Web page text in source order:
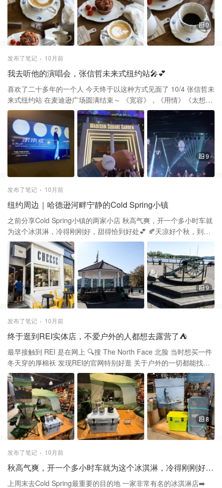
每件作品由于手工因素，图案浓淡 位置，线条等细节会略有差异 这
也是该系列的特色之一 燕子在文化中常被视为吉祥，自由，轻盈的
象征 Studio M在宣传中也有“燕子飞翔”这样的意象 和晨起，轻盈开
始一天的意境相呼应 我特别喜欢这个系列的配色：乳白色的杯盘和
淡蓝的小燕子 清晨的阳光，小燕子飞来落在杯子和盘子上 静谧的早
chocolate chip muffin 对于许多人来说，每天的早餐不过是匆匆几分
钟 但对 Early Bird系列而言，它想邀你慢下来 手绘的小鸟，柔和的
釉色，微微波浪盘 这些细节都让这系列在朴素中带着温度 即便是日
常餐具，也可以成为一种陪伴 陪你度过平凡而美好的用餐时刻
YAMI 亚米 可以买到杯子呦 【日本直邮】Studio M&39; Early bird
飞燕系列 杯子咖啡杯 - 亚米
9
发布了笔记 10月前
我去听他的演唱会，张信哲未来式纽约站🎤💕
喜欢了二十多年的一个人 今天终于以这种方式见面了 10/4 张信哲未
来式纽约站 在麦迪逊广场圆满结束～ 《宽容》，《用情》《太想爱
你》 《爱如潮水》《直觉》…都听到了 他的还唱了新专辑里的歌
《属于我们的故事》 最后安可都一唱四首，是个很卖力的歌手 以前
在随身听，CD里唱歌的那个人今天就在眼前 几乎每首都是大合唱，
唱的是歌听的是回忆 歌声和记忆一直都在，我的白月光，未来还会
再见❤️ 10/12号波士顿好想再去呀 总共买了三张票，Ticket Master
早先买了两张 Stubhub上周买了一张，今天看到票都sold out 所以
想看还是提早买，别临时到场馆外买有肯能会扑空 买之前可以两个
网站对比一下 stubhub手续费好像低一些
9
发布了笔记 10月前
纽约周边｜哈德逊河畔宁静的Cold Spring小镇
之前分享Cold Spring小镇的两家小店 秋高气爽，开一个多小时车就
为这个冰淇淋，冷得刚刚好，甜得恰到好处💕 🍂天凉好个秋，到
Cold Spring小镇上这家冷饮店别错过～ 这里有天然的美景，可口的
食物，还充满了历史的痕迹 是一个值得探究和游览的度假胜地 一处
充满魅力的“隐秘天堂” 我们这次是驱车前往，也可以坐火车到达 乘
坐Metro-North铁路的Hudson线 从Grand Central出发约1小时40分
钟便可抵达 出站后不久就是主街区，几乎所有景点都可以步行抵达
Cold Spring拥有悠久的历史 19世纪曾是西点军校附近的重要工业城
镇 当时制造大炮和军械的西点铸铁厂就位于此地 如今，那些老工业
遗迹变成了历史遗址公园 可供游客参观、徒步，感受工业与自然的
静，洋溢着一种复古而文艺的气息 走在石板路上，有点在欧洲的感
觉 来这里必逛的一定是Main Street也就这里的主街 主街上排列着各
种独立书店，手工艺品店 古董商店和咖啡馆，可以买到黑胶唱片，
手作香薰 还能在这里淘到一些复古的老物件 或是在小书店中品一本
书，喝一杯咖啡 静静度过一段午后时光 这里既可以有历史的味道，
又有现代的气息 也是摄影爱好者的天堂，你可以在岸边散步 远眺哈
德逊河对岸的山峦 夕阳西下时一定如油画般宁静唯美 我们去的时候
树叶还没开始变颜色 我想到深秋此幅画面应该更美吧 真希望能在这
里多停留几天 在临河的餐厅里，边吃晚餐边欣赏美景 体验真正的慢
生活 小镇还有几个Trail，也非常适合户外爱好者 总之有时间到Cold
Spring小镇逛逛吧，你一定会爱上
9
发布了笔记 10月前
终于逛到REI实体店，不爱户外的人都想去露营了⛺️
最早接触到 REI 是在网上 🔍搜 The North Face 北脸 当时想买一件
冬天穿的厚棉袄 发现REI的官网特别好逛 关于户外的一切都能找得
到 没忍住一下子买了好几件衣服 前段时间偶然路过REI实体店 一定
不能错过这家宝藏户外用品商店 停下来进店逛了逛，逛到完全不想
走 这里简直就是户外爱好者的购物天堂 连我一个不怎么爱好户外的
人 看着都想去登山🧗露营🏕️了 一进门首先看到爱牌 Yeti 的商品摆
在显眼位置 箱子和杯子再加上户外照明灯，特别有露营的感觉 REI
是美国知名的户外用品零售商 专门销售各种户外运动装备 包括登
山，徒步，骑行，露营 滑雪，攀岩等所需的服装和器材 从这里小到
水杯大到皮划艇都可以买得到 不仅有装备，还有衣服 有的户外品牌
还拥有自有品牌REI Co-op 主打性价比高且环保的户外产品 如果喜
欢户外运动的宝子们 在这里一定能选到心仪的东西
8
发布了笔记 10月前
秋高气爽，开一个多小时车就为这个冰淇淋，冷得刚刚好，甜得恰到好处💕
上周末去Cold Spring最重要的目的地 一家非常有名的冰淇淋店➡️